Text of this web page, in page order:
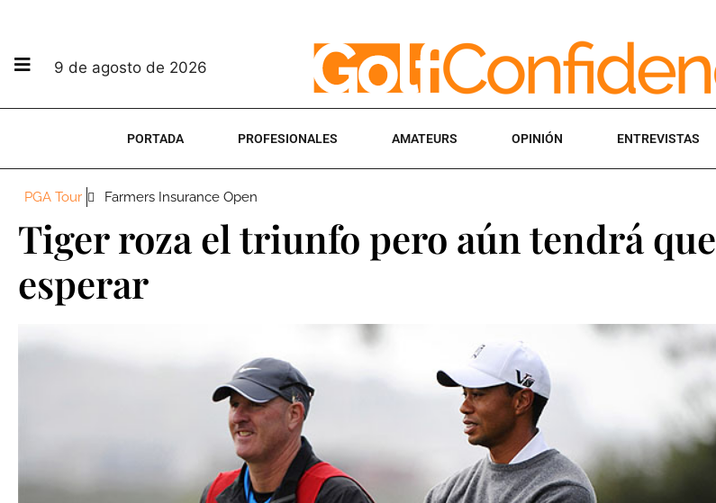
9 de agosto de 2026
PORTADA PROFESIONALES AMATEURS OPINIÓN ENTREVISTAS
PGA Tour Farmers Insurance Open
Tiger roza el triunfo pero aún tendrá que
esperar